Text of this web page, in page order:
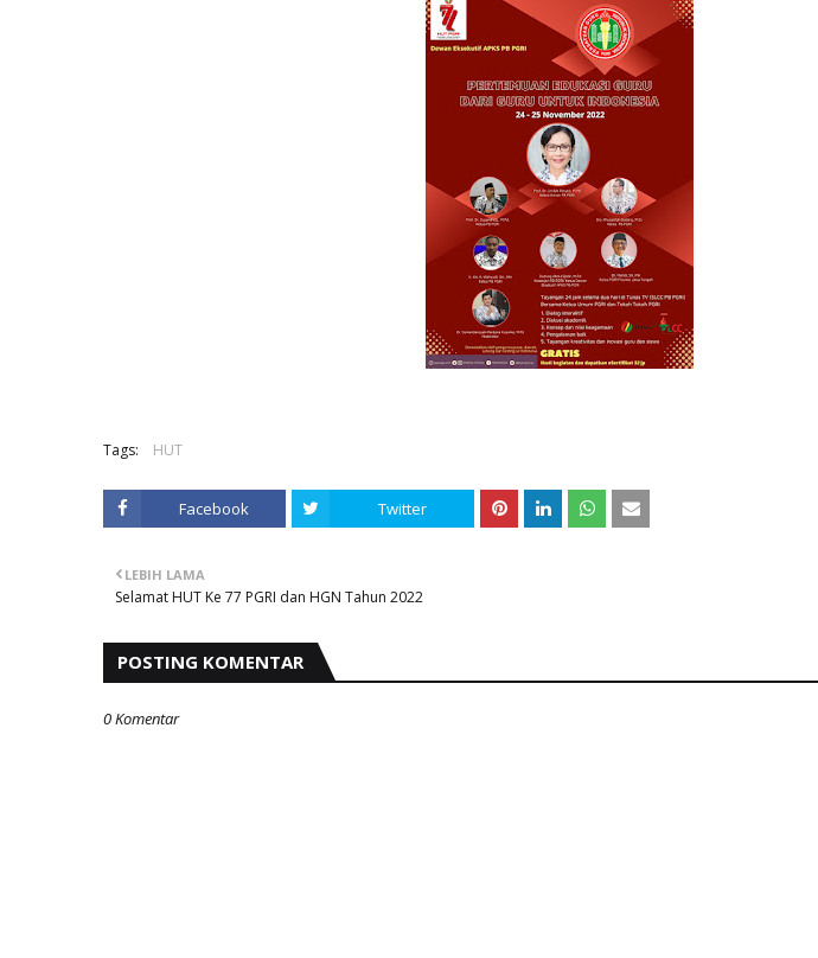
Tags: HUT
Facebook Twitter
LEBIH LAMA
Selamat HUT Ke 77 PGRI dan HGN Tahun 2022
POSTING KOMENTAR
0 Komentar